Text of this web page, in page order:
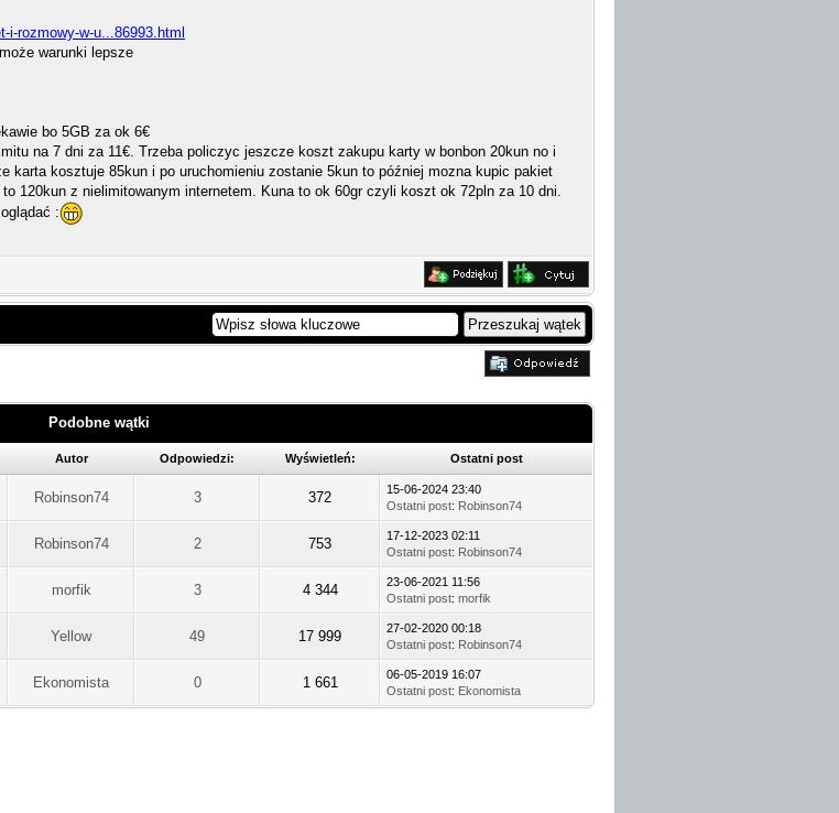
i-rozmowy-w-u...86993.html
warunki lepsze
bo 5GB za ok 6€
na 7 dni za 11€. Trzeba policzyc jeszcze koszt zakupu karty w bonbon 20kun no i
karta kosztuje 85kun i po uruchomieniu zostanie 5kun to później mozna kupic pakiet
120kun z nielimitowanym internetem. Kuna to ok 60gr czyli koszt ok 72pln za 10 dni.
:
Podobne wątki
Autor Odpowiedzi: Wyświetleń: Ostatni post
Robinson74 3 372
15-06-2024 23:40
Ostatni post: Robinson74
Robinson74 2 753
17-12-2023 02:11
Ostatni post: Robinson74
morfik 3 4 344
23-06-2021 11:56
Ostatni post: morfik
Yellow 49 17 999
27-02-2020 00:18
Ostatni post: Robinson74
Ekonomista 0 1 661
06-05-2019 16:07
Ostatni post: Ekonomista